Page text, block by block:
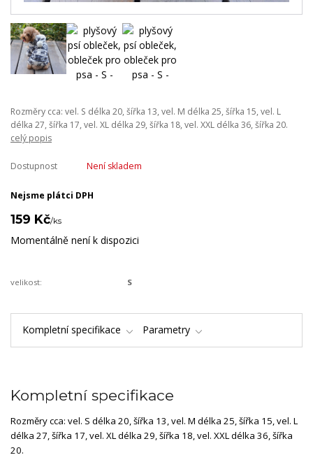
Rozměry cca: vel. S délka 20, šířka 13, vel. M délka 25, šířka 15, vel. L
délka 27, šířka 17, vel. XL délka 29, šířka 18, vel. XXL délka 36, šířka 20.
celý popis
Dostupnost Není skladem
Nejsme plátci DPH
159 Kč/ks
Momentálně není k dispozici
velikost: S
Kompletní specifikace Parametry
Kompletní specifikace
Rozměry cca: vel. S délka 20, šířka 13, vel. M délka 25, šířka 15, vel. L
délka 27, šířka 17, vel. XL délka 29, šířka 18, vel. XXL délka 36, šířka
20.